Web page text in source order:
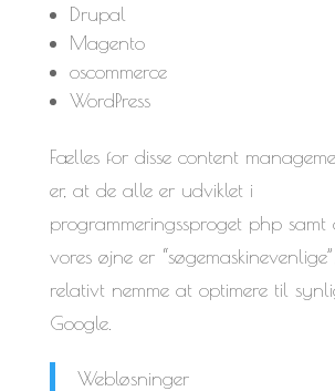
Drupal
Magento
oscommerce
WordPress
Fælles for disse content
er, at de alle er udviklet i
programmeringssproget php
vores øjne er
relativt nemme at optimere til
Google.
Webløsninger